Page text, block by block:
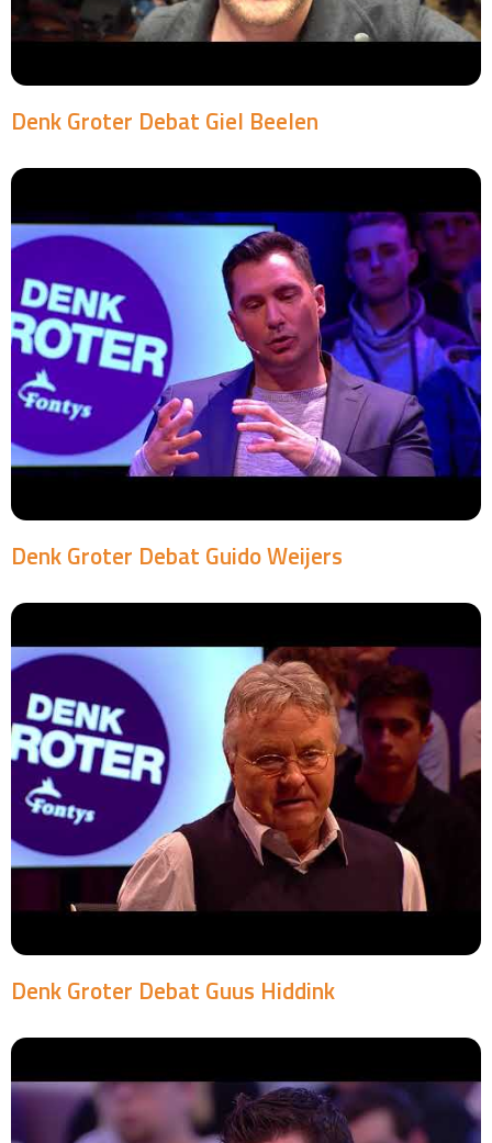
Denk Groter Debat Giel Beelen
Denk Groter Debat Guido Weijers
Denk Groter Debat Guus Hiddink